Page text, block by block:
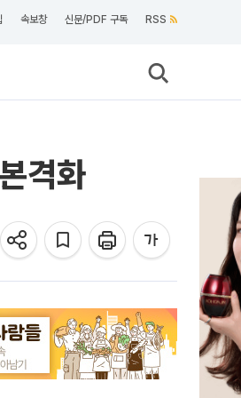
속보창 신문/PDF 구독 RSS
격화